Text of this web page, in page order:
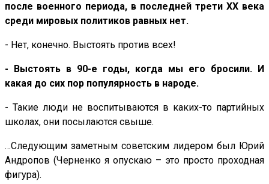
после военного периода, в последней трети ХХ века
среди мировых политиков равных нет.
- Нет, конечно. Выстоять против всех!
- Выстоять в 90-е годы, когда мы его бросили. И
какая до сих пор популярность в народе.
- Такие люди не воспитываются в каких-то партийных
школах, они посылаются свыше.
…Следующим заметным советским лидером был Юрий
Андропов (Черненко я опускаю – это просто проходная
фигура).